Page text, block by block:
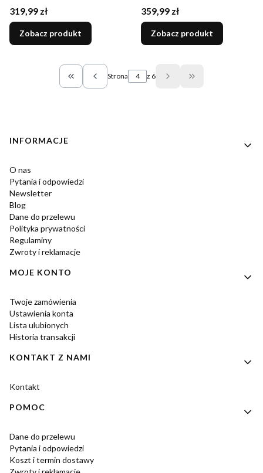
rozcięciem na rękawach
pudrowy róż
Cena
319,99 zł
Zobacz produkt
błękitna
Cena
359,99 zł
Zobacz produkt
Wróć do pierwszej strony z produktami
Strona z 6 Przejdź do
Linki w stopce
INFORMACJE
O nas
Pytania i odpowiedzi
Newsletter
Blog
Dane do przelewu
Polityka prywatności
Regulaminy
Zwroty i reklamacje
MOJE KONTO
Twoje zamówienia
Ustawienia konta
Lista ulubionych
Historia transakcji
KONTAKT Z NAMI
Kontakt
POMOC
Dane do przelewu
Pytania i odpowiedzi
Koszt i termin dostawy